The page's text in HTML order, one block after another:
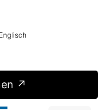
↗